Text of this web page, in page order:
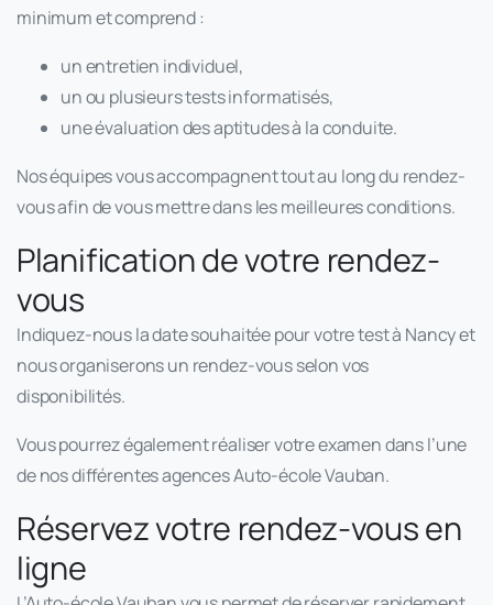
minimum et comprend :
un entretien individuel,
un ou plusieurs tests informatisés,
une évaluation des aptitudes à la conduite.
Nos équipes vous accompagnent tout au long du rendez-
vous afin de vous mettre dans les meilleures conditions.
Planification de votre rendez-
vous
Indiquez-nous la date souhaitée pour votre test à Nancy et
nous organiserons un rendez-vous selon vos
disponibilités.
Vous pourrez également réaliser votre examen dans l’une
de nos différentes agences Auto-école Vauban.
Réservez votre rendez-vous en
ligne